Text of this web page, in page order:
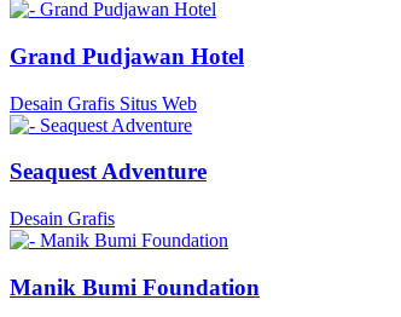
Grand Pudjawan Hotel
Desain Grafis Situs Web
Seaquest Adventure
Desain Grafis
Manik Bumi Foundation